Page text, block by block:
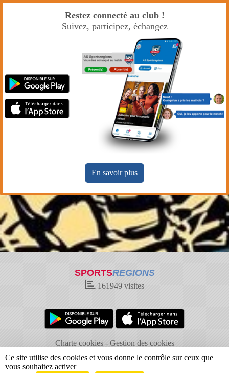
Restez connecté au club !
Suivez, participez, échangez
En savoir plus
SPORTSREGIONS
161949 visites
Charte cookies
Gestion des cookies
Informations légales
Signaler un contenu inapproprié
Ce site utilise des cookies et vous donne le contrôle sur ceux que
vous souhaitez activer